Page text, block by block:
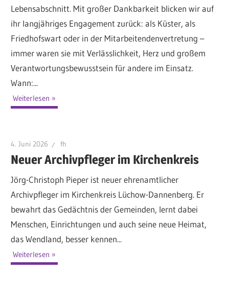
Lebensabschnitt. Mit großer Dankbarkeit blicken wir auf
ihr langjähriges Engagement zurück: als Küster, als
Friedhofswart oder in der Mitarbeitendenvertretung –
immer waren sie mit Verlässlichkeit, Herz und großem
Verantwortungsbewusstsein für andere im Einsatz.
Wann:...
Weiterlesen
4. Juni 2026 fh
Neuer Archivpfleger im Kirchenkreis
Jörg-Christoph Pieper ist neuer ehrenamtlicher
Archivpfleger im Kirchenkreis Lüchow-Dannenberg. Er
bewahrt das Gedächtnis der Gemeinden, lernt dabei
Menschen, Einrichtungen und auch seine neue Heimat,
das Wendland, besser kennen...
Weiterlesen